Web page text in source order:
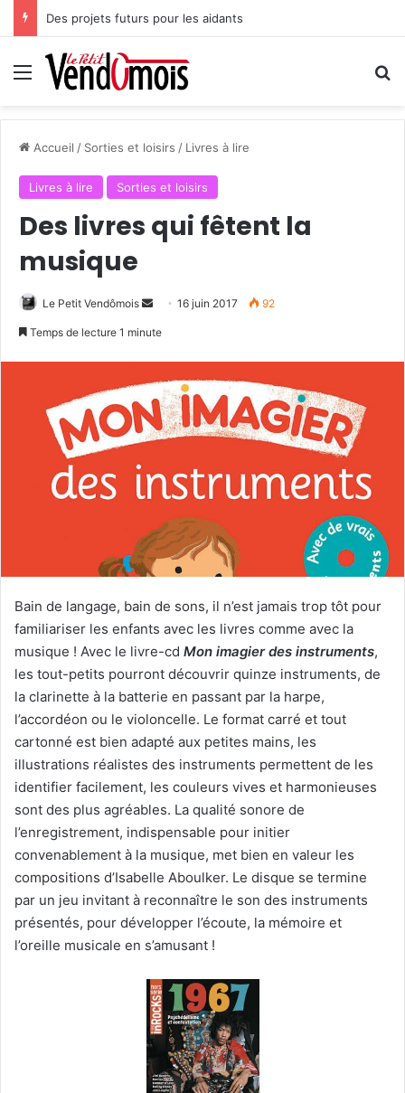
Des projets futurs pour les aidants
Menu
Accueil / Sorties et loisirs / Livres à lire
Livres à lire Sorties et loisirs
Des livres qui fêtent la
musique
Le Petit Vendômois
e
r
n
u
r
i
e
l
16 juin 2017 92
Temps de lecture 1 minute
Bain de langage, bain de sons, il n’est jamais trop tôt pour
familiariser les enfants avec les livres comme avec la
musique ! Avec le livre-cd Mon imagier des instruments,
les tout-petits pourront découvrir quinze instruments, de
la clarinette à la batterie en passant par la harpe,
l’accordéon ou le violoncelle. Le format carré et tout
cartonné est bien adapté aux petites mains, les
illustrations réalistes des instruments permettent de les
identifier facilement, les couleurs vives et harmonieuses
sont des plus agréables. La qualité sonore de
l’enregistrement, indispensable pour initier
convenablement à la musique, met bien en valeur les
compositions d’Isabelle Aboulker. Le disque se termine
par un jeu invitant à reconnaître le son des instruments
présentés, pour développer l’écoute, la mémoire et
l’oreille musicale en s’amusant !